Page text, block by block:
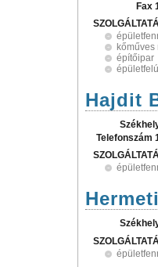
Fax
kőműves
építőipar
Hajdit
Telefonszám